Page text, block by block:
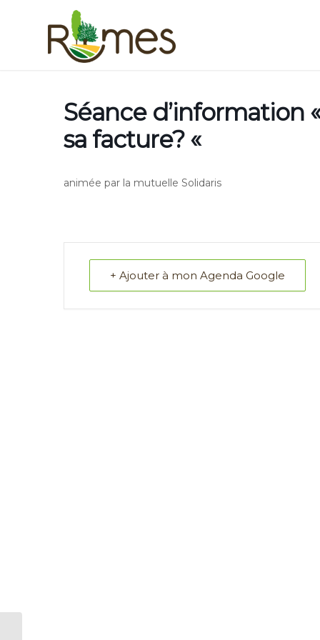
Séance d’information
sa facture? «
animée par la mutuelle Solidaris
+ Ajouter à mon Agenda Google